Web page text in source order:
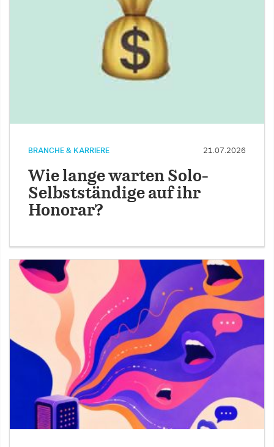
BRANCHE & KARRIERE 21.07.2026
Wie lange warten Solo-
Selbstständige auf ihr
Honorar?